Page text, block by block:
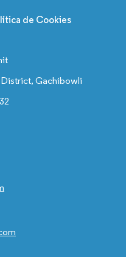
de Cookies
District, Gachibowli